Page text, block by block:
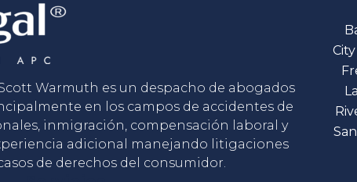
Warmuth es un despacho de abogados
en los campos de accidentes de
inmigración, compensación laboral y
adicional manejando litigaciones
de derechos del consumidor.